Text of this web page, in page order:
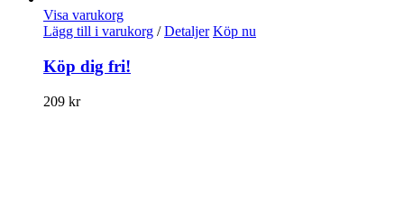
Visa varukorg
Lägg till i varukorg / Detaljer Köp nu
Köp dig fri!
209 kr